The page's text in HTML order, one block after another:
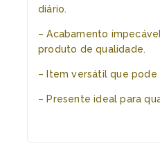
diário.
– Acabamento
produto de qualidade.
– Item versátil que pode
– Presente ideal para